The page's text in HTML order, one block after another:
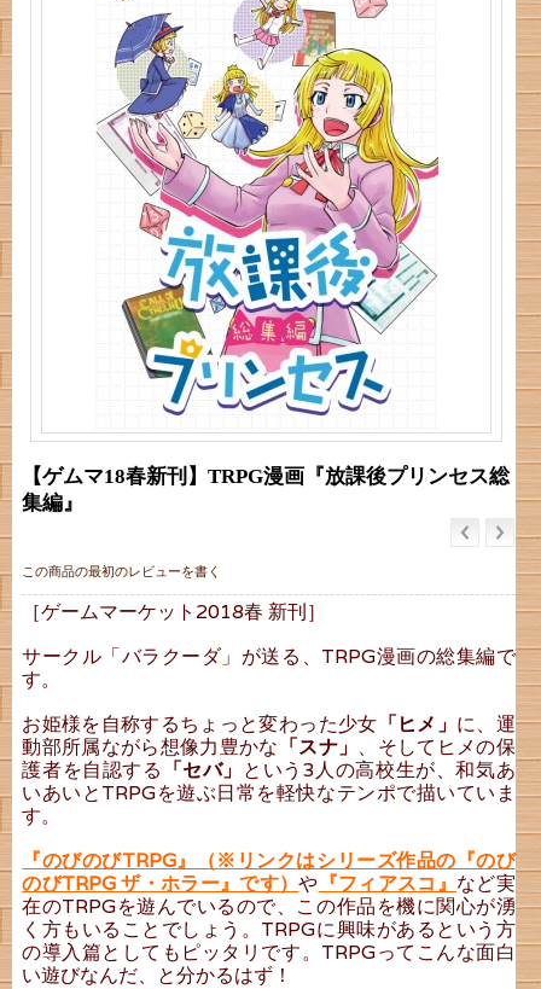
【ゲムマ18春新刊】TRPG漫画『放課後プリンセス総
集編』
この商品の最初のレビューを書く
［ゲームマーケット2018春 新刊］
サークル「バラクーダ」が送る、TRPG漫画の総集編で
す。
お姫様を自称するちょっと変わった少女 「ヒメ」 に、運
動部所属ながら想像力豊かな 「スナ」 、そしてヒメの保
護者を自認する 「セバ」 という3人の高校生が、和気あ
いあいとTRPGを遊ぶ日常を軽快なテンポで描いていま
す。
『のびのびTRPG』（※リンクはシリーズ作品の『のび
のびTRPG ザ・ホラー』です）や 『フィアスコ』 など実
在のTRPGを遊んでいるので、この作品を機に関心が湧
く方もいることでしょう。TRPGに興味があるという方
の導入篇としてもピッタリです。TRPGってこんな面白
い遊びなんだ、と分かるはず！